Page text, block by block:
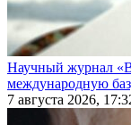
Научный журнал
международную
7 августа 2026,